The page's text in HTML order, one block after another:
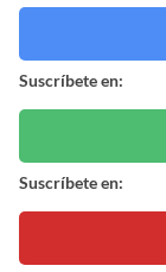
Suscríbete en:
Suscríbete en: